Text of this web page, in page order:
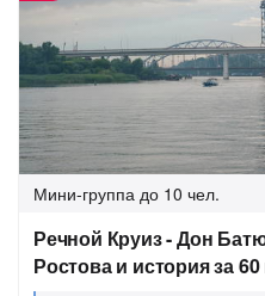
Мини-группа до 10 чел.
Речной Круиз - Дон
Ростова и история за